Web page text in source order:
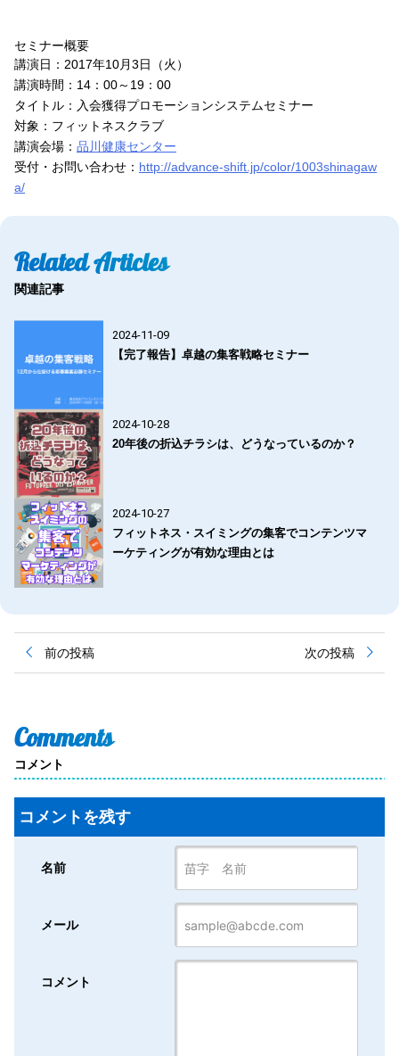
セミナー概要
講演日：2017年10月3日（火）
講演時間：14：00～19：00
タイトル：入会獲得プロモーションシステムセミナー
対象：フィットネスクラブ
講演会場： 品川健康センター
受付・お問い合わせ： http://advance-shift.jp/color/1003shinagaw
a/
Related Articles
関連記事
2024-11-09
【完了報告】卓越の集客戦略セミナー
2024-10-28
20年後の折込チラシは、どうなっているのか？
2024-10-27
フィットネス・スイミングの集客でコンテンツマ
ーケティングが有効な理由とは
ナ
ー
シ
ョ
ン
前の投稿 次の投稿
Comments
コメント
コメントを残す
名前
メール
コメント